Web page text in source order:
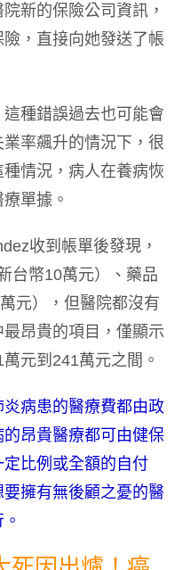
新的保險公司資訊，
，直接向她發送了帳
種錯誤過去也可能會
率飆升的情況下，很
情況，病人在養病恢
單據。
收到帳單後發現，
台幣10萬元）、藥品
元），但醫院都沒有
昂貴的項目，僅顯示
元到241萬元之間。
病患的醫療費都由政
昂貴醫療都可由健保
比例或全額的自付
擁有無後顧之憂的醫